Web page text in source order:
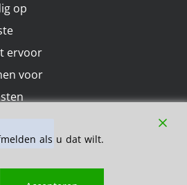
op
ervoor
voor
als u dat wilt.